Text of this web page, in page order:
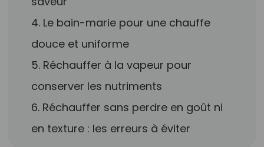
4. Le bain-marie pour une chauffe
douce et uniforme
5. Réchauffer à la vapeur pour
conserver les nutriments
6. Réchauffer sans perdre en goût ni
en texture : les erreurs à éviter